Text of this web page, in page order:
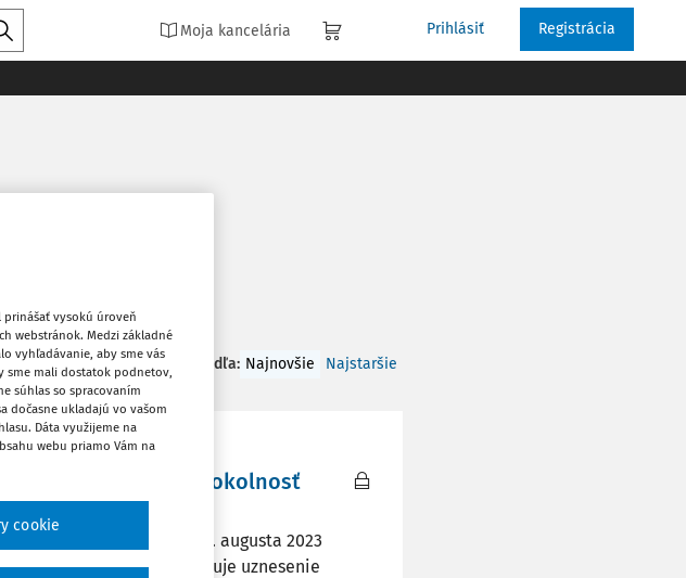
Moja kancelária Prihlásiť Registrácia
Zoradiť podľa: Najnovšie Najstaršie
a výnimočná okolnosť
zn. 1Tost-š/12/2023 z 23. augusta 2023
Trestného poriadku zrušuje uznesenie
prinášať vysokú úroveň
webstránok. Medzi základné
vyhľadávanie, aby sme vás
sme mali dostatok podnetov,
súhlas so spracovaním
dočasne ukladajú vo vašom
Dáta využijeme na
webu priamo Vám na
cookie